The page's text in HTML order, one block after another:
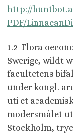
http://
PDF/
1.2 Flora
Swerige, wildt
facultetens
under kongl.
uti et
modersmålet
Stockholm,